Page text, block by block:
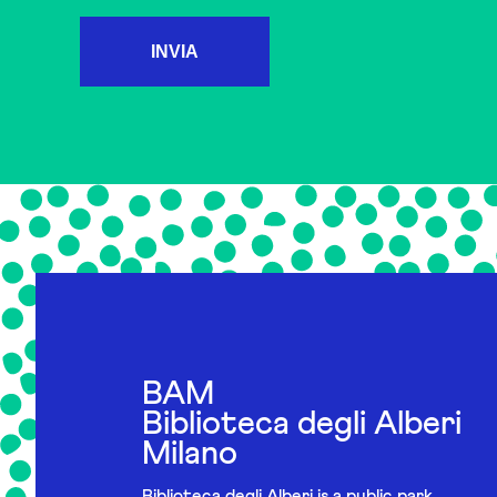
INVIA
BAM
Biblioteca degli Alberi
Milano